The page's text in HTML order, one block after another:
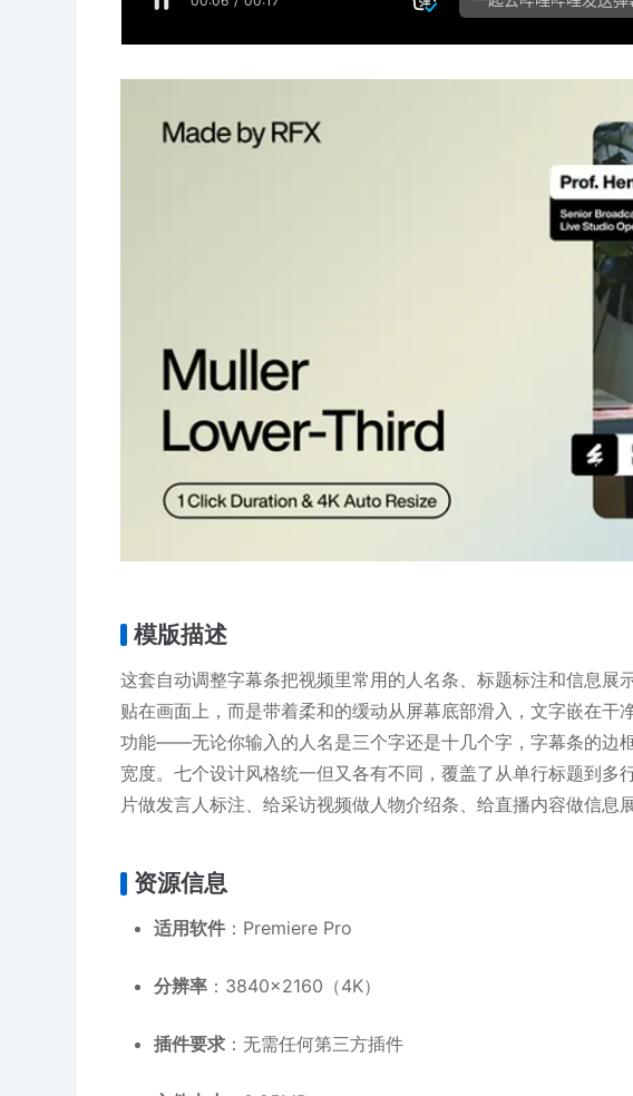
模版描述
这套自动调整字幕条把视频里常用的人名条、标题标注和信息展
贴在画面上，而是带着柔和的缓动从屏幕底部滑入，文字嵌在干
功能——无论你输入的人名是三个字还是十几个字，字幕条的边
宽度。七个设计风格统一但又各有不同，覆盖了从单行标题到多
片做发言人标注、给采访视频做人物介绍条、给直播内容做信息展
资源信息
适用软件 ：Premiere Pro
分辨率 ：3840×2160（4K）
插件要求 ：无需任何第三方插件